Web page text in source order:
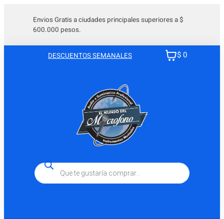
contenido
Envios Gratis a ciudades principales superiores a $
600.000 pesos.
DESCUENTOS SEMANALES $ 0
Búsqueda
de
productos